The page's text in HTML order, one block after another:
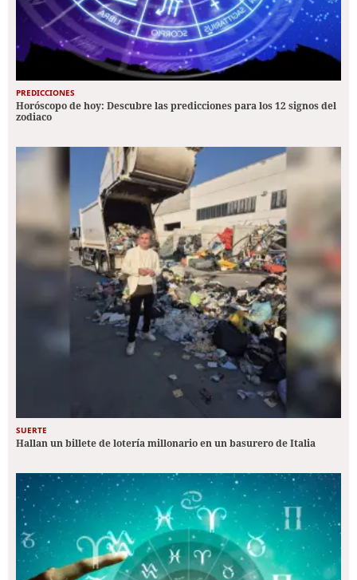
PREDICCIONES
Horóscopo de hoy: Descubre las predicciones para los 12 signos del
zodiaco
SUERTE
Hallan un billete de lotería millonario en un basurero de Italia